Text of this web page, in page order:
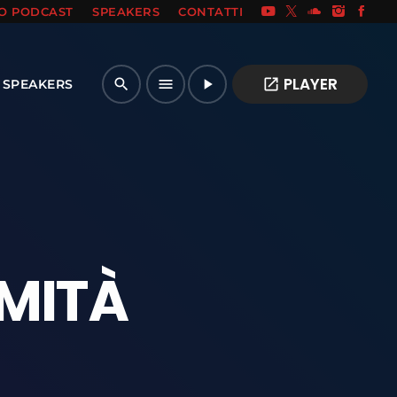
PODCAST SPEAKERS CONTATTI
SPEAKERS search menu play_arrow open_in_new PLAYER